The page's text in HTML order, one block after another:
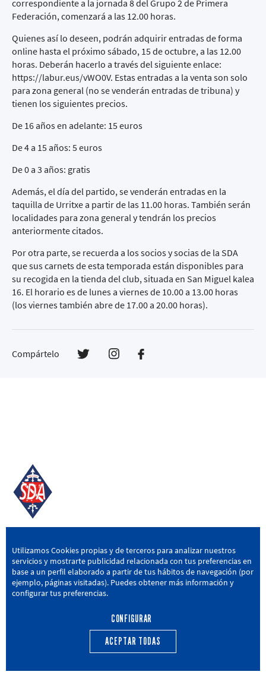
correspondiente a la jornada 8 del Grupo 2 de Primera
Federación, comenzará a las 12.00 horas.
Quienes así lo deseen, podrán adquirir entradas de forma
online hasta el próximo sábado, 15 de octubre, a las 12.00
horas. Deberán hacerlo a través del siguiente enlace:
https://labur.eus/vWO0V. Estas entradas a la venta son solo
para zona general (no se venderán entradas de tribuna) y
tienen los siguientes precios.
De 16 años en adelante: 15 euros
De 4 a 15 años: 5 euros
De 0 a 3 años: gratis
Además, el día del partido, se venderán entradas en la
taquilla de Urritxe a partir de las 11.00 horas. También serán
localidades para zona general y tendrán los precios
anteriormente citados.
Por otra parte, se recuerda a los socios y socias de la SDA
que sus carnets de esta temporada están disponibles para
su recogida en la tienda del club, situada en San Miguel kalea
16. El horario es de lunes a viernes de 10.00 a 13.00 horas
(los viernes también abre de 17.00 a 20.00 horas).
Compártelo
SD AMOREBIETA
San Miguel Kalea, 16, 48340 Amorebieta, Bizkaia
946 604 751 | sda@sdamorebieta.eus
CANTERA ACTUALIDAD
Utilizamos Cookies propias y de terceros para analizar nuestros
servicios y mostrarte publicidad relacionada con tus preferencias en
base a un perfil elaborado a partir de tus hábitos de navegación (por
ejemplo, páginas visitadas). Puedes obtener más información y
configurar tus preferencias.
CONFIGURAR
ACEPTAR TODAS